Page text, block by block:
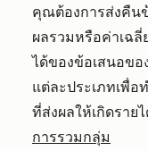
คุณต้องการส่งคืน
ผลรวมหรือค่าเฉลี่
ได้ของข้อเสนอข
แต่ละประเภทเพื่อ
ที่ส่งผลให้เกิดราย
การรวมกลุ่ม